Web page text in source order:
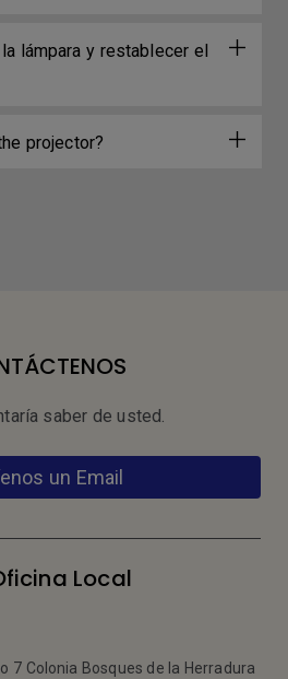
lámpara y restablecer el
projector?
saber de usted.
un Email
Local
7 Colonia Bosques de la Herradura